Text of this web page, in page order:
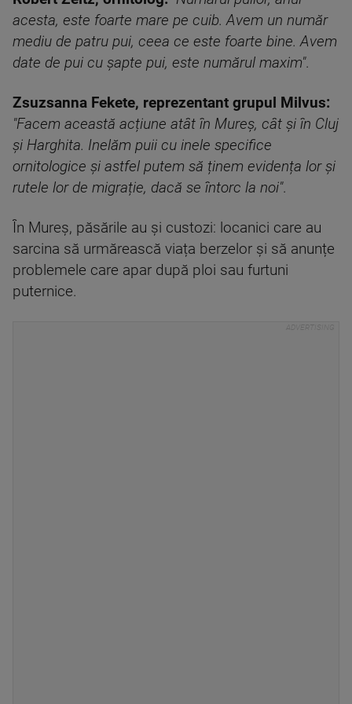
acesta, este foarte mare pe cuib. Avem un număr
mediu de patru pui, ceea ce este foarte bine. Avem
date de pui cu șapte pui, este numărul maxim".
Zsuzsanna Fekete, reprezentant grupul Milvus:
"Facem această acțiune atât în Mureș, cât și în Cluj
și Harghita. Inelăm puii cu inele specifice
ornitologice și astfel putem să ținem evidența lor și
rutele lor de migrație, dacă se întorc la noi".
În Mureș, păsările au și custozi: locanici care au
sarcina să urmărească viața berzelor și să anunțe
problemele care apar după ploi sau furtuni
puternice.